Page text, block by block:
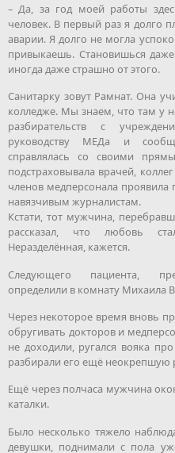
– Да, за год моей работы
человек. В первый раз я долго
аварии. Я долго не могла
привыкаешь. Становишься
иногда даже страшно от этого.
Санитарку зовут Рамнат. Она
колледже. Мы знаем, что там у
разбирательств с
руководству МЕДа и
справлялась со своими
подстраховывала врачей,
членов медперсонала
навязчивым журналистам.
Кстати, тот мужчина,
рассказал, что любовь
Неразделённая, кажется.
Следующего пациента,
определили в комнату Михаила
Через некоторое время вновь
обругивать докторов и
не доходили, ругался вояка
разбирали его ещё неокрепшую
Ещё через полчаса мужчина
каталки.
Было несколько тяжело
девушки, поднимали с пола